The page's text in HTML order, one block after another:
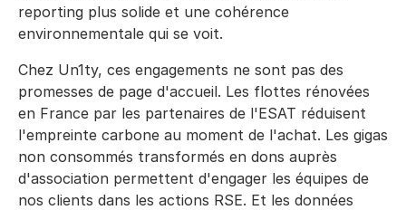
reporting plus solide et une cohérence
environnementale qui se voit.
Chez Un1ty, ces engagements ne sont pas des
promesses de page d'accueil. Les flottes rénovées
en France par les partenaires de l'ESAT réduisent
l'empreinte carbone au moment de l'achat. Les gigas
non consommés transformés en dons auprès
d'association permettent d'engager les équipes de
nos clients dans les actions RSE. Et les données